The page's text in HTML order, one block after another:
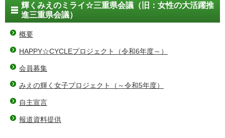
輝くみえのミライ☆三重県会議（旧：女性の大活躍推
進三重県会議）
概要
HAPPY☆CYCLEプロジェクト（令和6年度～）
会員募集
みえの輝く女子プロジェクト（～令和5年度）
自主宣言
報道資料提供